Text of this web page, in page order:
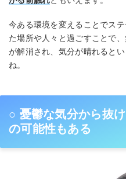
今ある環境を変えることでス
た場所や人々と過ごすことで
が解消され、気分が晴れると
ね。
○ 憂鬱な気分から抜
の可能性もある